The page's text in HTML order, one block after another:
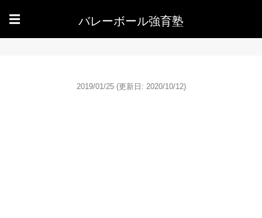
☰ バレーボール強育塾
2019/01/25 (更新日: 2020/10/12)